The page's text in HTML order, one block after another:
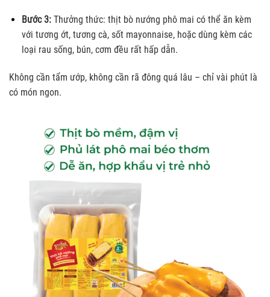
Bước 3:Thưởng thức: thịt bò nướng phô mai có thể ăn kèm
với tương ớt, tương cà, sốt mayonnaise, hoặc dùng kèm các
loại rau sống, bún, cơm đều rất hấp dẫn.
Không cần tẩm ướp, không cần rã đông quá lâu – chỉ vài phút là
có món ngon.